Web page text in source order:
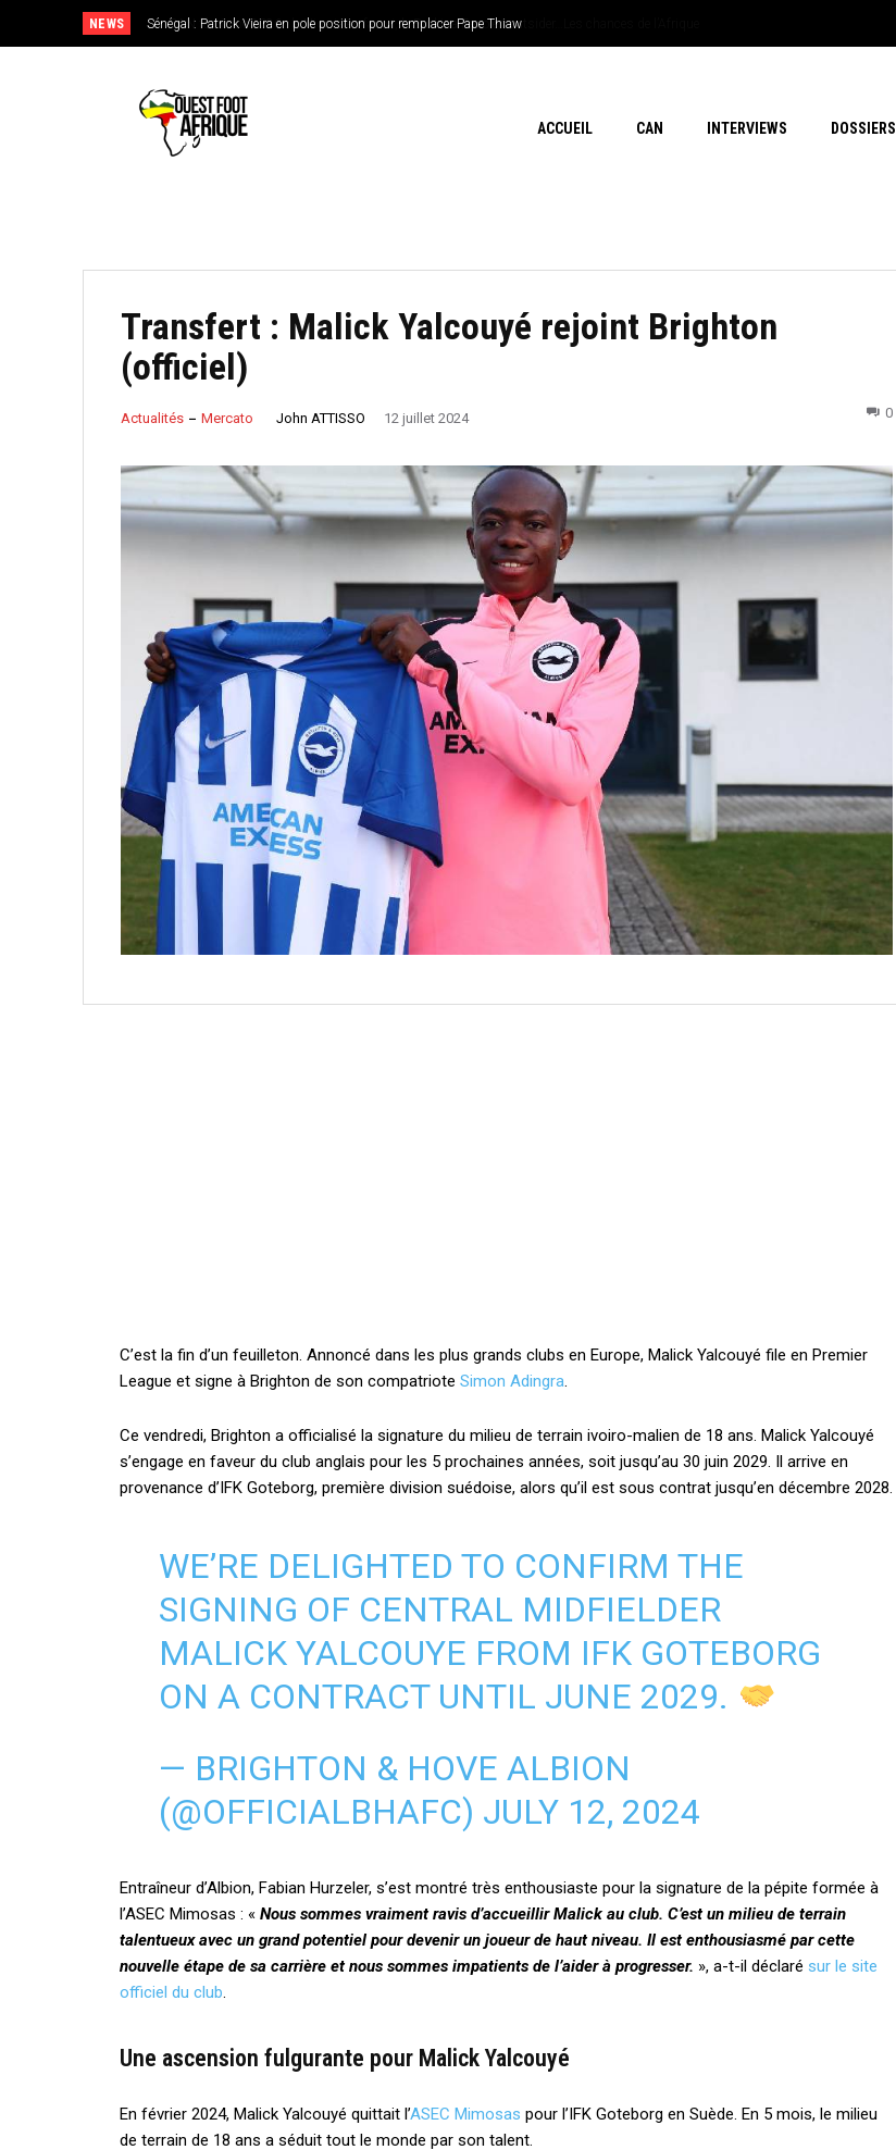
NEWS Sénégal : Patrick Vieira en pole position pour remplacer Pape Thiaw
CAN féminine 2026 : le Nigeria en favori, le Burkina Faso en outsider…Les chances de l’Afrique
de l’Ouest
ACCUEIL CAN INTERVIEWS DOSSIERS
Transfert : Malick Yalcouyé rejoint Brighton
(officiel)
Actualités Mercato John ATTISSO 12 juillet 2024 0
C’est la fin d’un feuilleton. Annoncé dans les plus grands clubs en Europe, Malick Yalcouyé file en Premier
League et signe à Brighton de son compatriote Simon Adingra.
Ce vendredi, Brighton a officialisé la signature du milieu de terrain ivoiro-malien de 18 ans. Malick Yalcouyé
s’engage en faveur du club anglais pour les 5 prochaines années, soit jusqu’au 30 juin 2029. Il arrive en
provenance d’IFK Goteborg, première division suédoise, alors qu’il est sous contrat jusqu’en décembre 2028.
WE’RE DELIGHTED TO CONFIRM THE
SIGNING OF CENTRAL MIDFIELDER
MALICK YALCOUYE FROM IFK GOTEBORG
ON A CONTRACT UNTIL JUNE 2029.
— BRIGHTON & HOVE ALBION
(@OFFICIALBHAFC) JULY 12, 2024
Entraîneur d’Albion, Fabian Hurzeler, s’est montré très enthousiaste pour la signature de la pépite formée à
l’ASEC Mimosas : « Nous sommes vraiment ravis d’accueillir Malick au club. C’est un milieu de terrain
talentueux avec un grand potentiel pour devenir un joueur de haut niveau. Il est enthousiasmé par cette
nouvelle étape de sa carrière et nous sommes impatients de l’aider à progresser. », a-t-il déclaré sur le site
officiel du club.
Une ascension fulgurante pour Malick Yalcouyé
En février 2024, Malick Yalcouyé quittait l’ASEC Mimosas pour l’IFK Goteborg en Suède. En 5 mois, le milieu
de terrain de 18 ans a séduit tout le monde par son talent.